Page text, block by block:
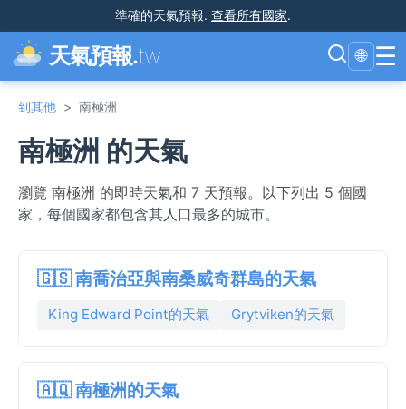
準確的天氣預報. 查看所有國家.
天氣預報.tw 🌐 ☰
到其他 > 南極洲
南極洲 的天氣
瀏覽 南極洲 的即時天氣和 7 天預報。以下列出 5 個國
家，每個國家都包含其人口最多的城市。
🇬🇸 南喬治亞與南桑威奇群島的天氣
King Edward Point的天氣 Grytviken的天氣
🇦🇶 南極洲的天氣